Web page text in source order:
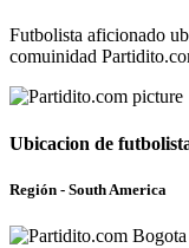
Futbolista aficionado
comuinidad
Ubicacion de
Región - South America